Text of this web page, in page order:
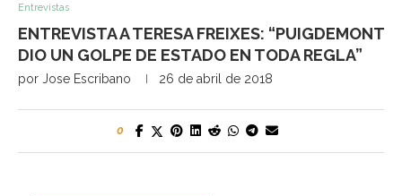
Entrevistas
ENTREVISTA A TERESA FREIXES: “PUIGDEMONT
DIO UN GOLPE DE ESTADO EN TODA REGLA”
por Jose Escribano 26 de abril de 2018
0